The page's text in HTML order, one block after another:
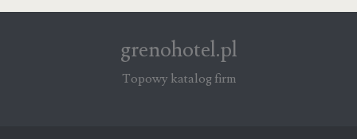
grenohotel.pl
Topowy katalog firm